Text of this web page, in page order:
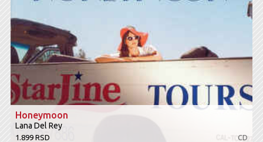
Honeymoon
Lana Del Rey
1.899 RSD CD